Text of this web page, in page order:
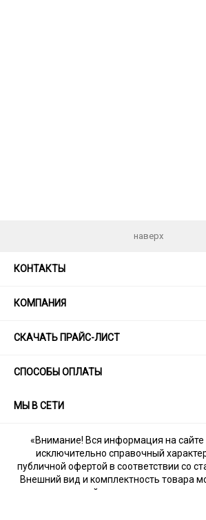
наверх
КОНТАКТЫ
КОМПАНИЯ
СКАЧАТЬ ПРАЙС-ЛИСТ
СПОСОБЫ ОПЛАТЫ
МЫ В СЕТИ
«Внимание! Вся информация на сайте
исключительно справочный
публичной офертой в соответствии со
Внешний вид и комплектность товара
указанных на сайте, т.к. производитель